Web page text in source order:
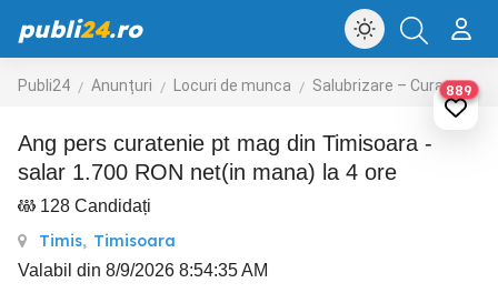
publi24.ro
Publi24 Anunțuri Locuri de munca Salubrizare – Curatenie – Dezinsectie
889
Ang pers curatenie pt mag din Timisoara -
salar 1.700 RON net(in mana) la 4 ore
128 Candidați
Timis, Timisoara
Valabil din 8/9/2026 8:54:35 AM